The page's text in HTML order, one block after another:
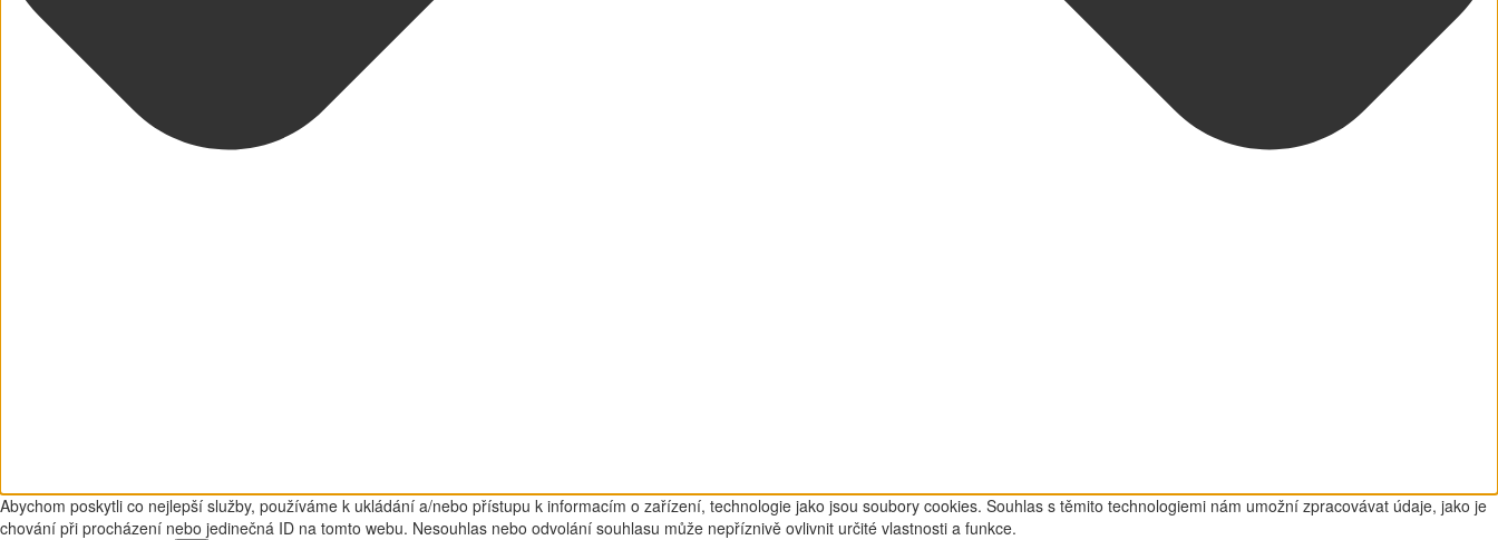
Abychom poskytli co nejlepší služby, používáme k ukládání a/nebo přístupu k informacím o zařízení, technologie jako jsou soubory cookies. Souhlas s těmito technologiemi nám umožní zpracovávat údaje, jako je
chování při procházení nebo jedinečná ID na tomto webu. Nesouhlas nebo odvolání souhlasu může nepříznivě ovlivnit určité vlastnosti a funkce.